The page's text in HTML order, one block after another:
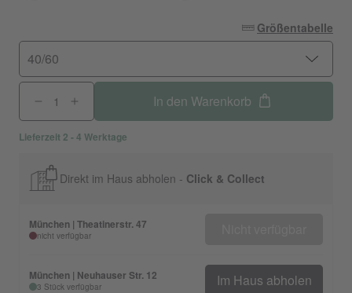
Größentabelle
40/60
In den Warenkorb
Lieferzeit 2 - 4 Werktage
Direkt im Haus abholen - Click & Collect
München | Theatinerstr. 47
nicht verfügbar
München | Neuhauser Str. 12
3 Stück verfügbar Im Haus abholen